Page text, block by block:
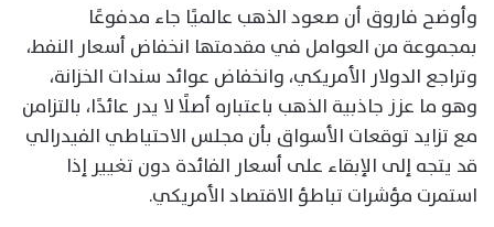
وأوضح فاروق أن صعود الذهب عالميًا جاء مدفوعًا
بمجموعة من العوامل في مقدمتها انخفاض أسعار النفط،
وتراجع الدولار الأمريكي، وانخفاض عوائد سندات الخزانة،
وهو ما عزز جاذبية الذهب باعتباره أصلًا لا يدر عائدًا، بالتزامن
مع تزايد توقعات الأسواق بأن مجلس الاحتياطي الفيدرالي
قد يتجه إلى الإبقاء على أسعار الفائدة دون تغيير إذا
استمرت مؤشرات تباطؤ الاقتصاد الأمريكي.